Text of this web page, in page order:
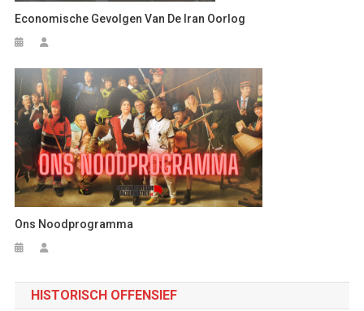
Economische Gevolgen Van De Iran Oorlog
Ons Noodprogramma
HISTORISCH OFFENSIEF